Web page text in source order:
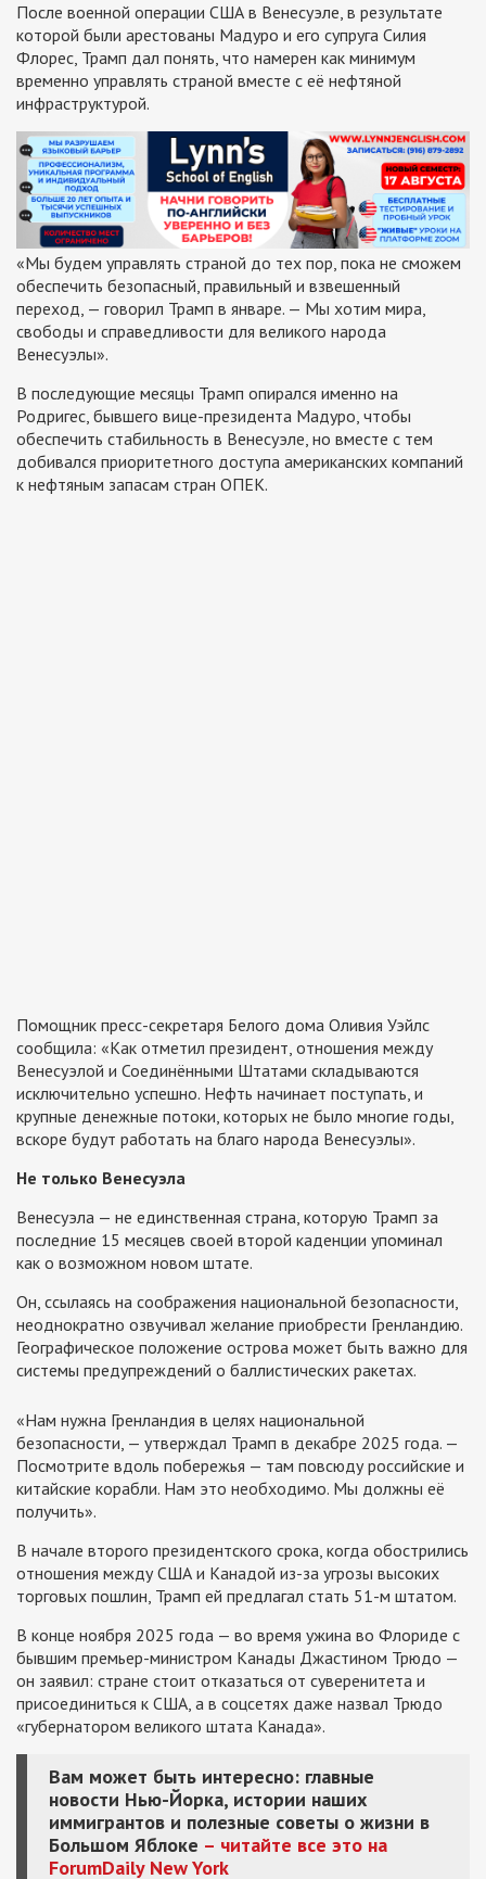
После военной операции США в Венесуэле, в результате
которой были арестованы Мадуро и его супруга Силия
Флорес, Трамп дал понять, что намерен как минимум
временно управлять страной вместе с её нефтяной
инфраструктурой.
«Мы будем управлять страной до тех пор, пока не сможем
обеспечить безопасный, правильный и взвешенный
переход, — говорил Трамп в январе. — Мы хотим мира,
свободы и справедливости для великого народа
Венесуэлы».
В последующие месяцы Трамп опирался именно на
Родригес, бывшего вице-президента Мадуро, чтобы
обеспечить стабильность в Венесуэле, но вместе с тем
добивался приоритетного доступа американских компаний
к нефтяным запасам стран ОПЕК.
Помощник пресс-секретаря Белого дома Оливия Уэйлс
сообщила: «Как отметил президент, отношения между
Венесуэлой и Соединёнными Штатами складываются
исключительно успешно. Нефть начинает поступать, и
крупные денежные потоки, которых не было многие годы,
вскоре будут работать на благо народа Венесуэлы».
Не только Венесуэла
Венесуэла — не единственная страна, которую Трамп за
последние 15 месяцев своей второй каденции упоминал
как о возможном новом штате.
Он, ссылаясь на соображения национальной безопасности,
неоднократно озвучивал желание приобрести Гренландию.
Географическое положение острова может быть важно для
системы предупреждений о баллистических ракетах.
«Нам нужна Гренландия в целях национальной
безопасности, — утверждал Трамп в декабре 2025 года. —
Посмотрите вдоль побережья — там повсюду российские и
китайские корабли. Нам это необходимо. Мы должны её
получить».
В начале второго президентского срока, когда обострились
отношения между США и Канадой из-за угрозы высоких
торговых пошлин, Трамп ей предлагал стать 51-м штатом.
В конце ноября 2025 года — во время ужина во Флориде с
бывшим премьер-министром Канады Джастином Трюдо —
он заявил: стране стоит отказаться от суверенитета и
присоединиться к США, а в соцсетях даже назвал Трюдо
«губернатором великого штата Канада».
Вам может быть интересно: главные
новости Нью-Йорка, истории наших
иммигрантов и полезные советы о жизни в
Большом Яблоке – читайте все это на
ForumDaily New York